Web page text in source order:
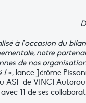
à l’occasion du
notre
de nos
!», lance Jérôme
ASF de VINCI
11 de ses